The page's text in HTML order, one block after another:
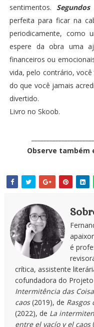
sentimentos.
perfeita para ficar na
periodicamente, como
espere da obra uma
financeiros ou
vida, pelo contrário,
do que você jamais
divertido.
Livro no Skoob.
Observe também
é
crítica, assistente
cofundadora do
Intermitência das
caos(2019), de
(2022), de La
entre el vacío y el caos